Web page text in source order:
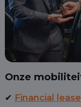
Onze
✔ Financial lease